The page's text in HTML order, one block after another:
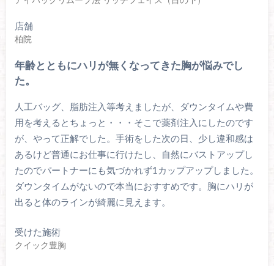
店舗
柏院
年齢とともにハリが無くなってきた胸が悩みでし
た。
人工バッグ、脂肪注入等考えましたが、ダウンタイムや費
用を考えるとちょっと・・・そこで薬剤注入にしたのです
が、やって正解でした。手術をした次の日、少し違和感は
あるけど普通にお仕事に行けたし、自然にバストアップし
たのでパートナーにも気づかれず1カップアップしました。
ダウンタイムがないので本当におすすめです。胸にハリが
出ると体のラインが綺麗に見えます。
受けた施術
クイック豊胸